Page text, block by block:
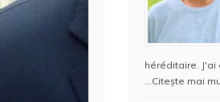
héréditaire.
Citește mai